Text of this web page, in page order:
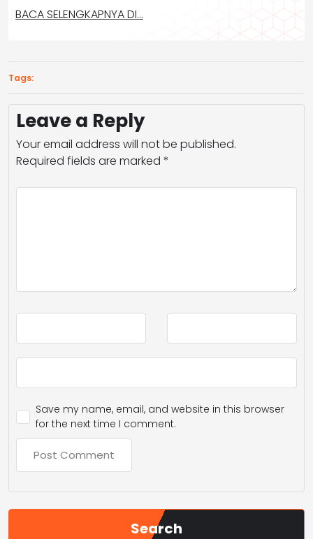
BACA SELENGKAPNYA DI…
Tags:
Leave a Reply
Your email address will not be published.
Required fields are marked *
Save my name, email, and website in this browser
for the next time I comment.
Search